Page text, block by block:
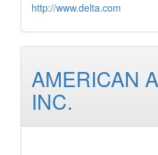
http://www.delta.com
AMERICAN
INC.